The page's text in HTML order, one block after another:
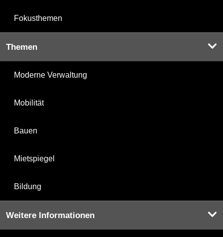
Fokusthemen
Themen
Moderne Verwaltung
Mobilität
Bauen
Mietspiegel
Bildung
Weitere Informationen